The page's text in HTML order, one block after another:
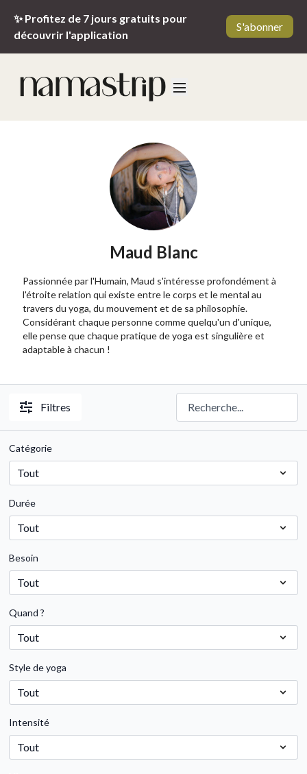
✨ Profitez de 7 jours gratuits pour
découvrir l'application
S'abonner
Maud Blanc
Passionnée par l'Humain, Maud s'intéresse profondément à
l'étroite relation qui existe entre le corps et le mental au
travers du yoga, du mouvement et de sa philosophie.
Considérant chaque personne comme quelqu'un d'unique,
elle pense que chaque pratique de yoga est singulière et
adaptable à chacun !
Filtres
Catégorie
Durée
Besoin
Quand ?
Style de yoga
Intensité